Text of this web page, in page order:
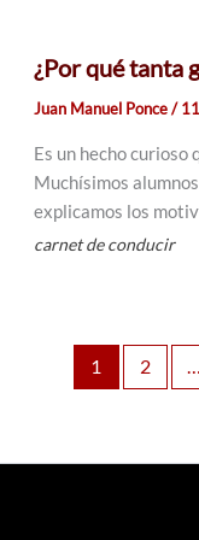
¿Por qué tanta
Juan Manuel Ponce/
Es un hecho curioso
Muchísimos
explicamos los
carnet de conducir
1 2